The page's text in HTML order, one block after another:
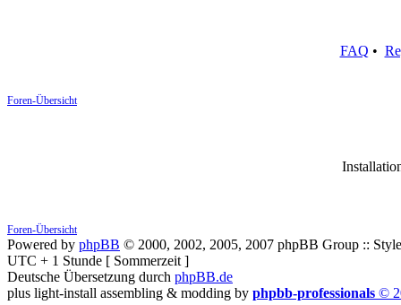
FAQ •
Foren-Übersicht
Foren-Übersicht
Powered by phpBB © 2000, 2002, 2005, 2007 phpBB Group ::
UTC + 1 Stunde [ Sommerzeit ]
Deutsche Übersetzung durch phpBB.de
plus light-install assembling & modding by phpbb-professionals ©